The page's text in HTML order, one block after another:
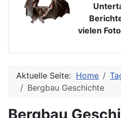
vielen
Aktuelle Seite: Home
Bergbau Geschichte
Bergbau